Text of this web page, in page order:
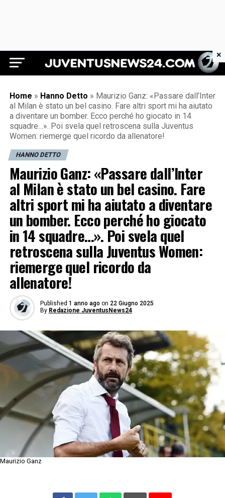
Juventus News 24
Home » Hanno Detto » Maurizio Ganz: «Passare dall’Inter
al Milan è stato un bel casino. Fare altri sport mi ha aiutato
a diventare un bomber. Ecco perché ho giocato in 14
squadre…». Poi svela quel retroscena sulla Juventus
Women: riemerge quel ricordo da allenatore!
HANNO DETTO
Maurizio Ganz: «Passare dall’Inter
al Milan è stato un bel casino. Fare
altri sport mi ha aiutato a diventare
un bomber. Ecco perché ho giocato
in 14 squadre…». Poi svela quel
retroscena sulla Juventus Women:
riemerge quel ricordo da
allenatore!
Published 1 anno ago on 22 Giugno 2025
By Redazione JuventusNews24
Maurizio Ganz
×